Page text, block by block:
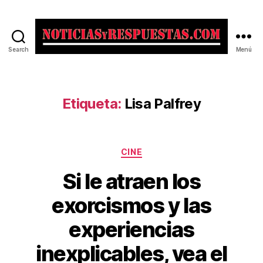
Search Menú
Etiqueta: Lisa Palfrey
Categorías
CINE
Si le atraen los
exorcismos y las
experiencias
inexplicables, vea el